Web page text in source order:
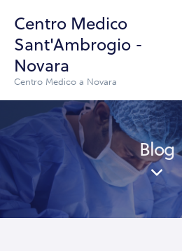
Centro Medico
Sant'Ambrogio -
Novara
Centro Medico a Novara
Blog